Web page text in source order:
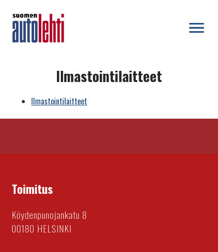
Ilmastointilaitteet
Ilmastointilaitteet
Toimitus
Köydenpunojankatu 8
00180 HELSINKI